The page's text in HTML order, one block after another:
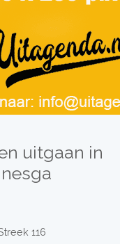
uitgaan in
116